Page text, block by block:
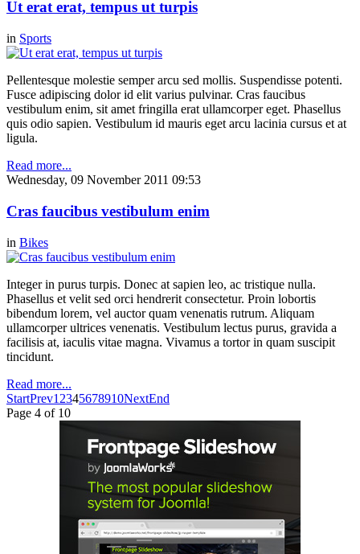
Ut erat erat, tempus ut turpis
in Sports
Pellentesque molestie semper arcu sed mollis. Suspendisse potenti.
Fusce adipiscing dolor id elit varius pulvinar. Cras faucibus
vestibulum enim, sit amet fringilla erat ullamcorper eget. Phasellus
quis odio sapien. Vestibulum id mauris eget arcu lacinia cursus et at
ligula.
Read more...
Wednesday, 09 November 2011 09:53
Cras faucibus vestibulum enim
in Bikes
Integer in purus turpis. Donec at sapien leo, ac tristique nulla.
Phasellus et velit sed orci hendrerit consectetur. Proin lobortis
bibendum lorem, vel auctor quam venenatis rutrum. Aliquam
ullamcorper ultrices venenatis. Vestibulum lectus purus, gravida a
facilisis at, iaculis vitae magna. Vivamus a tortor in quam suscipit
tincidunt.
Read more...
StartPrev1 2345678910NextEnd
Page 4 of 10